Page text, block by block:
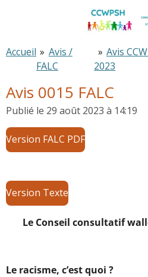
principal
Accueil » Avis /
FALC
» Avis
2023
Avis 0015 FALC
Publié le 29 août 2023 à 14:19
Version FALC PDF
Version Texte
Le Conseil consultatif
Le racisme, c’est quoi ?